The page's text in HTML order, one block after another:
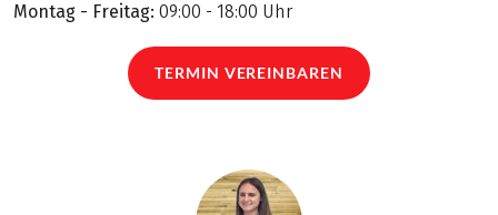
Montag - Freitag: 09:00 - 18:00 Uhr
TERMIN VEREINBAREN